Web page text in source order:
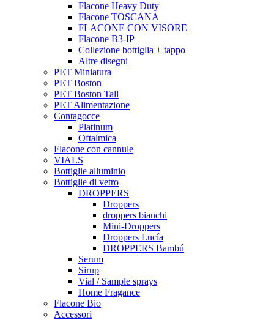
Flacone Heavy Duty
Flacone TOSCANA
FLACONE CON VISORE
Flacone B3-IP
Collezione bottiglia + tappo
Altre disegni
PET Miniatura
PET Boston
PET Boston Tall
PET Alimentazione
Contagocce
Platinum
Oftalmica
Flacone con cannule
VIALS
Bottiglie alluminio
Bottiglie di vetro
DROPPERS
Droppers
droppers bianchi
Mini-Droppers
Droppers Lucía
DROPPERS Bambú
Serum
Sirup
Vial / Sample sprays
Home Fragance
Flacone Bio
Accessori